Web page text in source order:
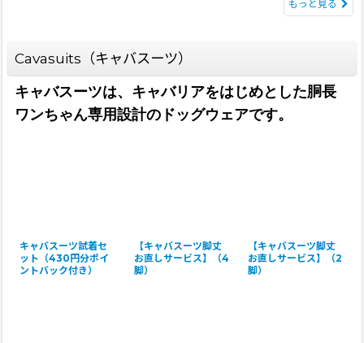
もっと見る
Cavasuits（キャバスーツ）
キャバスーツは、キャバリアをはじめとした胴長
ワンちゃん専用設計のドッグウェアです。
キャバスーツ試着セ
ット（430円分ポイ
ントバック付き）
【キャバスーツ脚丈
お直しサービス】（4
脚）
【キャバスーツ脚丈
お直しサービス】（2
脚）